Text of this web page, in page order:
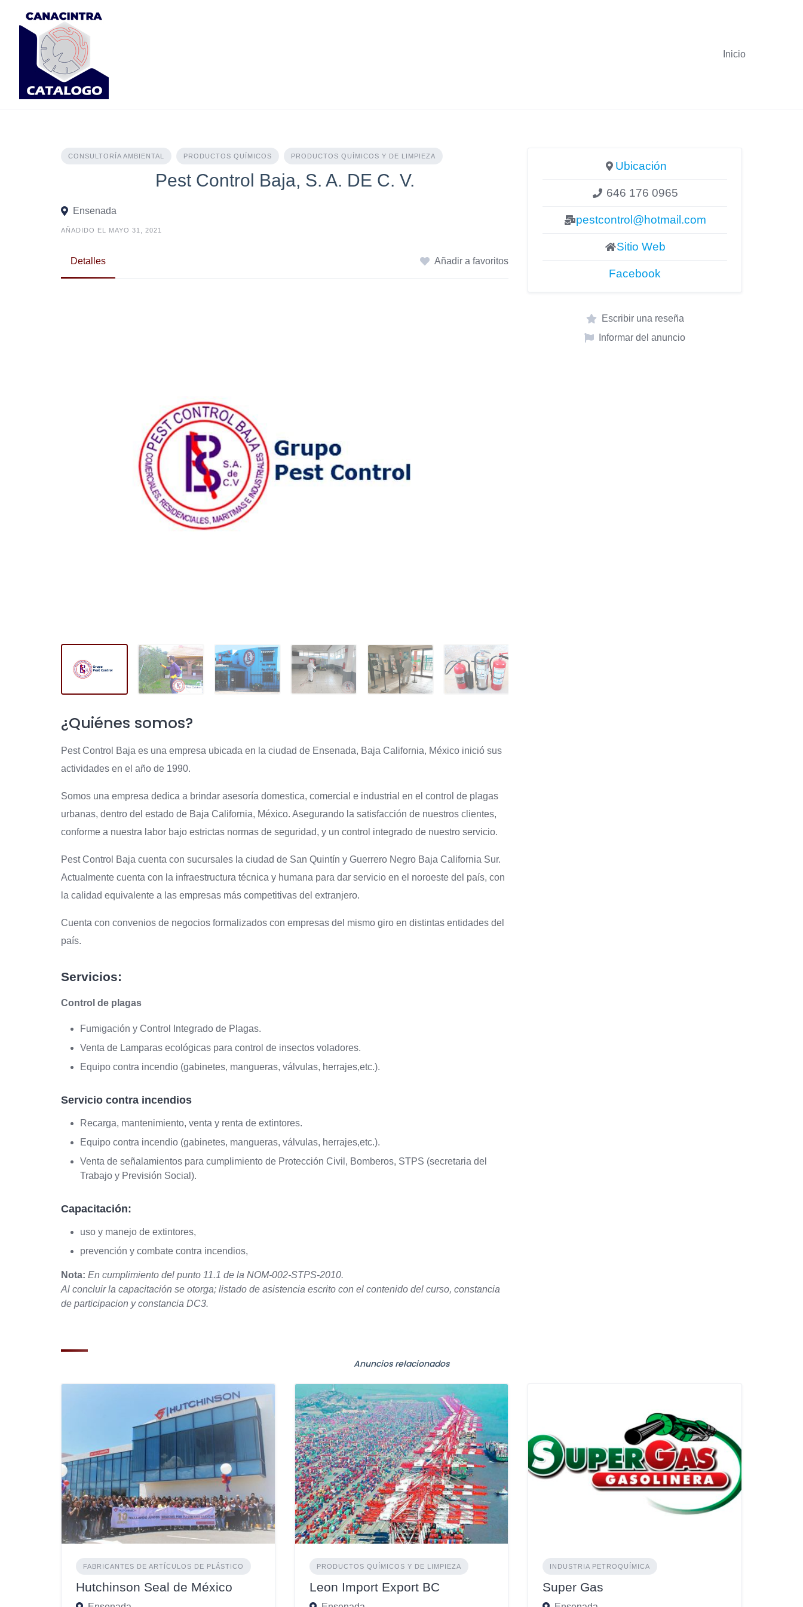
Inicio
CONSULTORÍA AMBIENTAL PRODUCTOS QUÍMICOS PRODUCTOS QUÍMICOS Y DE LIMPIEZA
Pest Control Baja, S. A. DE C. V.
Ensenada
AÑADIDO EL MAYO 31, 2021
Detalles Añadir a favoritos
¿Quiénes somos?
Pest Control Baja es una empresa ubicada en la ciudad de Ensenada, Baja California, México inició sus
actividades en el año de 1990.
Somos una empresa dedica a brindar asesoría domestica, comercial e industrial en el control de plagas
urbanas, dentro del estado de Baja California, México. Asegurando la satisfacción de nuestros clientes,
conforme a nuestra labor bajo estrictas normas de seguridad, y un control integrado de nuestro servicio.
Pest Control Baja cuenta con sucursales la ciudad de San Quintín y Guerrero Negro Baja California Sur.
Actualmente cuenta con la infraestructura técnica y humana para dar servicio en el noroeste del país, con
la calidad equivalente a las empresas más competitivas del extranjero.
Cuenta con convenios de negocios formalizados con empresas del mismo giro en distintas entidades del
país.
Servicios:
Control de plagas
Fumigación y Control Integrado de Plagas.
Venta de Lamparas ecológicas para control de insectos voladores.
Equipo contra incendio (gabinetes, mangueras, válvulas, herrajes,etc.).
Servicio contra incendios
Recarga, mantenimiento, venta y renta de extintores.
Equipo contra incendio (gabinetes, mangueras, válvulas, herrajes,etc.).
Venta de señalamientos para cumplimiento de Protección Civil, Bomberos, STPS (secretaria del
Trabajo y Previsión Social).
Capacitación:
uso y manejo de extintores,
prevención y combate contra incendios,
Nota: En cumplimiento del punto 11.1 de la NOM-002-STPS-2010.
Al concluir la capacitación se otorga; listado de asistencia escrito con el contenido del curso, constancia
de participacion y constancia DC3.
Ubicación
646 176 0965
pestcontrol@hotmail.com
Sitio Web
Facebook
Escribir una reseña
Informar del anuncio
Anuncios relacionados
FABRICANTES DE ARTÍCULOS DE PLÁSTICO
Hutchinson Seal de México
PRODUCTOS QUÍMICOS Y DE LIMPIEZA
Leon Import Export BC
INDUSTRIA PETROQUÍMICA
Super Gas